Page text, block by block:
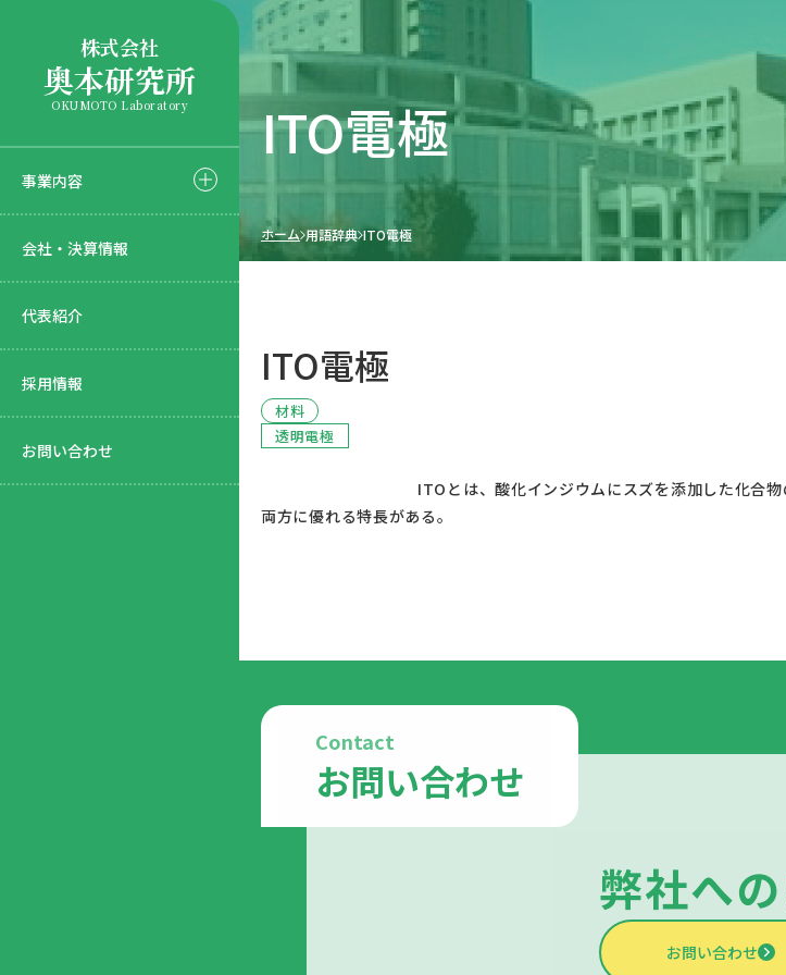
株式会社
奥本研究所
OKUMOTO Laboratory
事業内容
会社・決算情報
代表紹介
採用情報
お問い合わせ
ITO電極
ホーム 用語辞典 ITO電極
ITO電極
材料
透明電極
Contact
お問い合わせ
弊社への
お問い合わせ